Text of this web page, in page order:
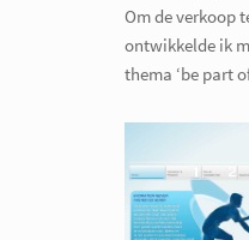
Om de verkoop
ontwikkelde ik
thema ‘be part